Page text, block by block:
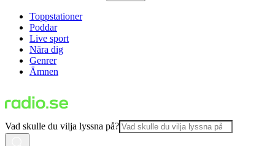
Toppstationer
Poddar
Live sport
Nära dig
Genrer
Ämnen
Vad skulle du vilja lyssna på?